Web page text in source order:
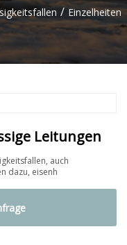
/ Einzelheiten
Leitungen
auch
dazu, eisenh